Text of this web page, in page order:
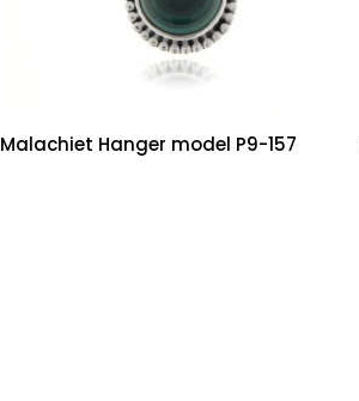
Malachiet Hanger model P9-157